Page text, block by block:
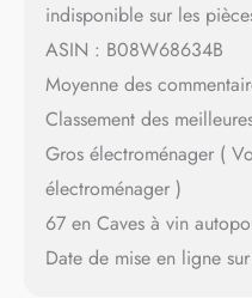
indisponible sur les
ASIN : B08W68634B
Moyenne des
Classement des
Gros électroménager (
électroménager )
67 en Caves à vin
Date de mise en ligne